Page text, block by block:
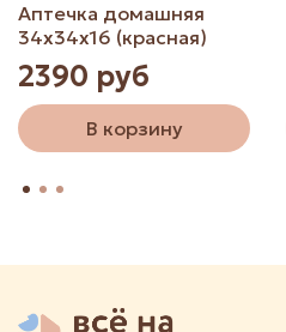
Аптечка домашняя
34х34х16 (красная)
2390 руб
В корзину